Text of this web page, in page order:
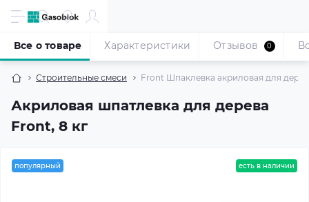
Строительные смеси Front Шпаклевка акриловая для
Акриловая шпатлевка для дерева
Front, 8 кг
Все о товаре Характеристики Отзывов 0
популярный есть в наличии